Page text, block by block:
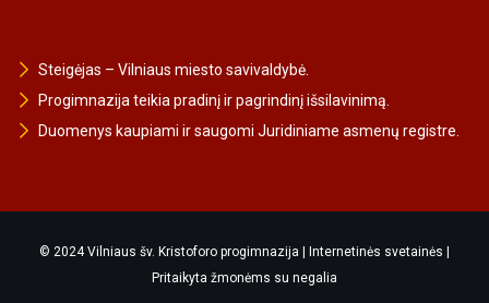
Steigėjas – Vilniaus miesto savivaldybė.
Progimnazija teikia pradinį ir pagrindinį išsilavinimą.
Duomenys kaupiami ir saugomi Juridiniame asmenų registre.
© 2024 Vilniaus šv. Kristoforo progimnazija | Internetinės svetainės
Pritaikyta žmonėms su negalia